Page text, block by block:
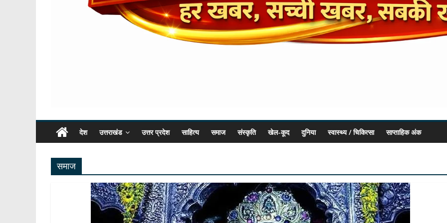
देश उत्तराखंड उत्तर प्रदेश साहित्य समाज संस्कृति खेल-कूद दुनिया स्वास्थ्य / चिकित्सा साप्ताहिक अंक
समाज